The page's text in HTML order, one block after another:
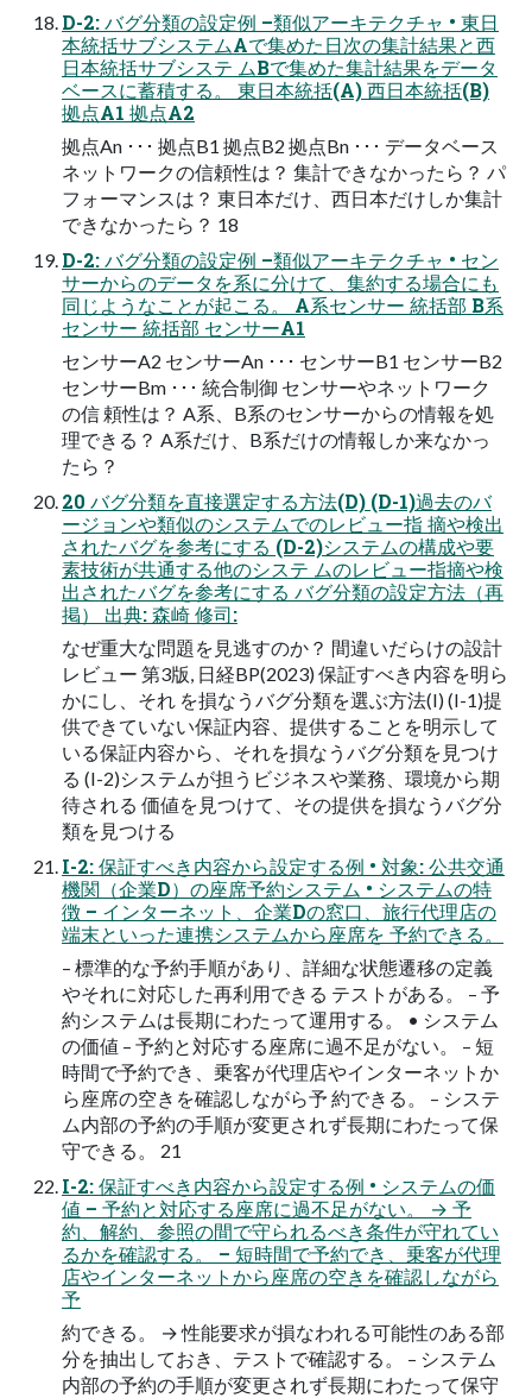
D-2: バグ分類の設定例 –類似アーキテクチャ • 東日
本統括サブシステムAで集めた日次の集計結果と西
日本統括サブシステ ムBで集めた集計結果をデータ
ベースに蓄積する。 東日本統括(A) 西日本統括(B)
拠点A1 拠点A2
拠点An ･･･ 拠点B1 拠点B2 拠点Bn ･･･ データベース
ネットワークの信頼性は？ 集計できなかったら？ パ
フォーマンスは？ 東日本だけ、西日本だけしか集計
できなかったら？ 18
D-2: バグ分類の設定例 –類似アーキテクチャ • セン
サーからのデータを系に分けて、集約する場合にも
同じようなことが起こる。 A系センサー 統括部 B系
センサー 統括部 センサーA1
センサーA2 センサーAn ･･･ センサーB1 センサーB2
センサーBm ･･･ 統合制御 センサーやネットワーク
の信 頼性は？ A系、B系のセンサーからの情報を処
理できる？ A系だけ、B系だけの情報しか来なかっ
たら？
20 バグ分類を直接選定する方法(D) (D-1)過去のバ
ージョンや類似のシステムでのレビュー指 摘や検出
されたバグを参考にする (D-2)システムの構成や要
素技術が共通する他のシステ ムのレビュー指摘や検
出されたバグを参考にする バグ分類の設定方法（再
掲） 出典: 森崎 修司:
なぜ重大な問題を見逃すのか？ 間違いだらけの設計
レビュー 第3版, 日経BP(2023) 保証すべき内容を明ら
かにし、それ を損なうバグ分類を選ぶ方法(I) (I-1)提
供できていない保証内容、提供することを明示して
いる保証内容から、それを損なうバグ分類を見つけ
る (I-2)システムが担うビジネスや業務、環境から期
待される 価値を見つけて、その提供を損なうバグ分
類を見つける
I-2: 保証すべき内容から設定する例 • 対象: 公共交通
機関（企業D）の座席予約システム • システムの特
徴 – インターネット、企業Dの窓口、旅行代理店の
端末といった連携システムから座席を 予約できる。
– 標準的な予約手順があり、詳細な状態遷移の定義
やそれに対応した再利用できる テストがある。 – 予
約システムは長期にわたって運用する。 • システム
の価値 – 予約と対応する座席に過不足がない。 – 短
時間で予約でき、乗客が代理店やインターネットか
ら座席の空きを確認しながら予 約できる。 – システ
ム内部の予約の手順が変更されず長期にわたって保
守できる。 21
I-2: 保証すべき内容から設定する例 • システムの価
値 – 予約と対応する座席に過不足がない。 → 予
約、解約、参照の間で守られるべき条件が守れてい
るかを確認する。 – 短時間で予約でき、乗客が代理
店やインターネットから座席の空きを確認しながら
予
約できる。 → 性能要求が損なわれる可能性のある部
分を抽出しておき、テストで確認する。 – システム
内部の予約の手順が変更されず長期にわたって保守